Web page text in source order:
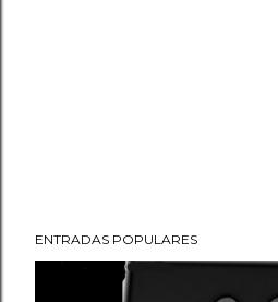
ENTRADAS POPULARES